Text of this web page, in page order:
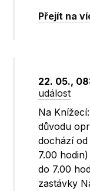
Přejít na
22. 05.,
událost
Na
důvodu
dochází
7.00
do 7.00
zastávky